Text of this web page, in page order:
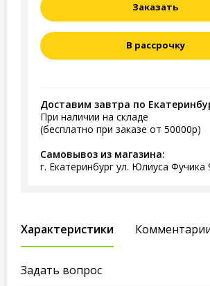
Заказать
В рассрочку
Доставим завтра по
При наличии на складе
(бесплатно при заказе от 50000р)
Самовывоз из магазина:
г. Екатеринбург ул. Юлиуса Фучика
Характеристики
Задать вопрос